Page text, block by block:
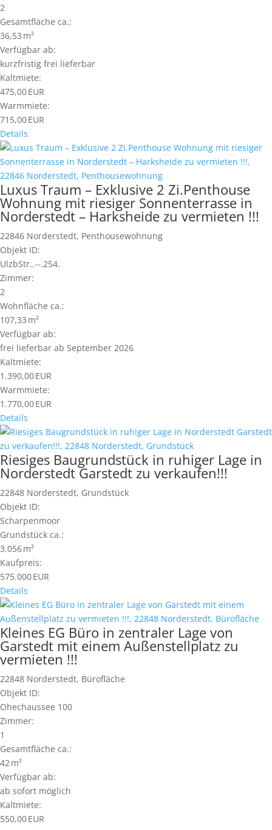
2
Gesamtfläche ca.:
36,53 m²
Verfügbar ab:
kurzfristig frei lieferbar
Kaltmiete:
475,00 EUR
Warmmiete:
715,00 EUR
Details
Luxus Traum – Exklusive 2 Zi.Penthouse
Wohnung mit riesiger Sonnenterrasse in
Norderstedt – Harksheide zu vermieten !!!
22846 Norderstedt, Penthousewohnung
Objekt ID:
UlzbStr..--.254.
Zimmer:
2
Wohnfläche ca.:
107,33 m²
Verfügbar ab:
frei lieferbar ab September 2026
Kaltmiete:
1.390,00 EUR
Warmmiete:
1.770,00 EUR
Details
Riesiges Baugrundstück in ruhiger Lage in
Norderstedt Garstedt zu verkaufen!!!
22848 Norderstedt, Grundstück
Objekt ID:
Scharpenmoor
Grund­stück ca.:
3.056 m²
Kaufpreis:
575.000 EUR
Details
Kleines EG Büro in zentraler Lage von
Garstedt mit einem Außenstellplatz zu
vermieten !!!
22848 Norderstedt, Bürofläche
Objekt ID:
Ohechaussee 100
Zimmer:
1
Gesamtfläche ca.:
42 m²
Verfügbar ab:
ab sofort möglich
Kaltmiete:
550,00 EUR